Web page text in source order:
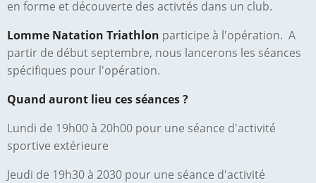
en forme et découverte des activtés dans un club.
Lomme Natation Triathlon participe à l'opération. A
partir de début septembre, nous lancerons les séances
spécifiques pour l'opération.
Quand auront lieu ces séances ?
Lundi de 19h00 à 20h00 pour une séance d'activité
sportive extérieure
Jeudi de 19h30 à 2030 pour une séance d'activité